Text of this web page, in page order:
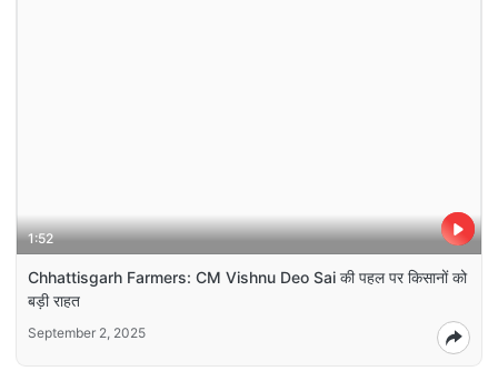
1:52
Chhattisgarh Farmers: CM Vishnu Deo Sai की पहल पर किसानों को
बड़ी राहत
September 2, 2025